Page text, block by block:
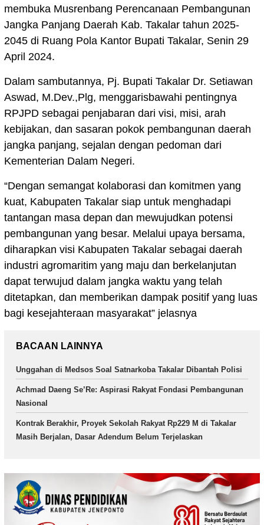
membuka Musrenbang Perencanaan Pembangunan
Jangka Panjang Daerah Kab. Takalar tahun 2025-
2045 di Ruang Pola Kantor Bupati Takalar, Senin 29
April 2024.
Dalam sambutannya, Pj. Bupati Takalar Dr. Setiawan
Aswad, M.Dev.,Plg, menggarisbawahi pentingnya
RPJPD sebagai penjabaran dari visi, misi, arah
kebijakan, dan sasaran pokok pembangunan daerah
jangka panjang, sejalan dengan pedoman dari
Kementerian Dalam Negeri.
“Dengan semangat kolaborasi dan komitmen yang
kuat, Kabupaten Takalar siap untuk menghadapi
tantangan masa depan dan mewujudkan potensi
pembangunan yang besar. Melalui upaya bersama,
diharapkan visi Kabupaten Takalar sebagai daerah
industri agromaritim yang maju dan berkelanjutan
dapat terwujud dalam jangka waktu yang telah
ditetapkan, dan memberikan dampak positif yang luas
bagi kesejahteraan masyarakat” jelasnya
BACAAN LAINNYA
Unggahan di Medsos Soal Satnarkoba Takalar Dibantah Polisi
Achmad Daeng Se’Re: Aspirasi Rakyat Fondasi Pembangunan
Nasional
Kontrak Berakhir, Proyek Sekolah Rakyat Rp229 M di Takalar
Masih Berjalan, Dasar Adendum Belum Terjelaskan